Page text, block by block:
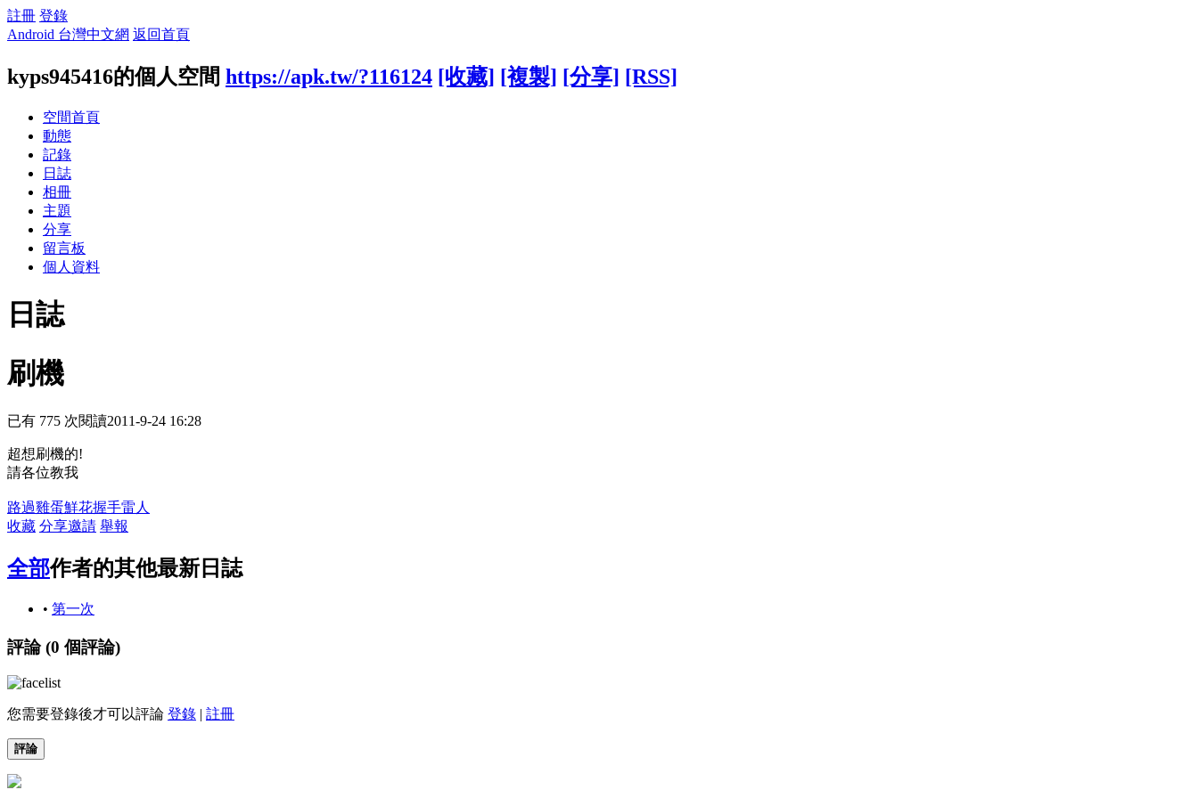
註冊 登錄
Android 台灣中文網 返回首頁
kyps945416的個人空間 https://apk.tw/?116124 [收藏] [複製] [分享] [RSS]
空間首頁
動態
記錄
日誌
相冊
主題
分享
留言板
個人資料
日誌
刷機
已有 775 次閱讀2011-9-24 16:28
超想刷機的!
請各位教我
路過雞蛋鮮花握手雷人
收藏 分享邀請 舉報
全部作者的其他最新日誌
• 第一次
評論 (0 個評論)
您需要登錄後才可以評論 登錄 | 註冊
評論